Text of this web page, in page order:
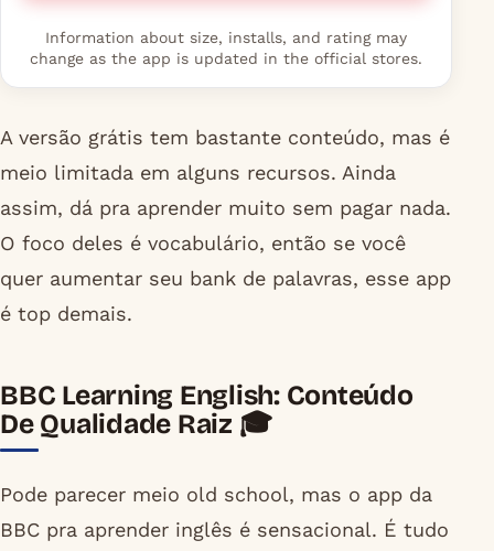
Information about size, installs, and rating may
change as the app is updated in the official stores.
A versão grátis tem bastante conteúdo, mas é
meio limitada em alguns recursos. Ainda
assim, dá pra aprender muito sem pagar nada.
O foco deles é vocabulário, então se você
quer aumentar seu bank de palavras, esse app
é top demais.
BBC Learning English: Conteúdo
De Qualidade Raiz 🎓
Pode parecer meio old school, mas o app da
BBC pra aprender inglês é sensacional. É tudo